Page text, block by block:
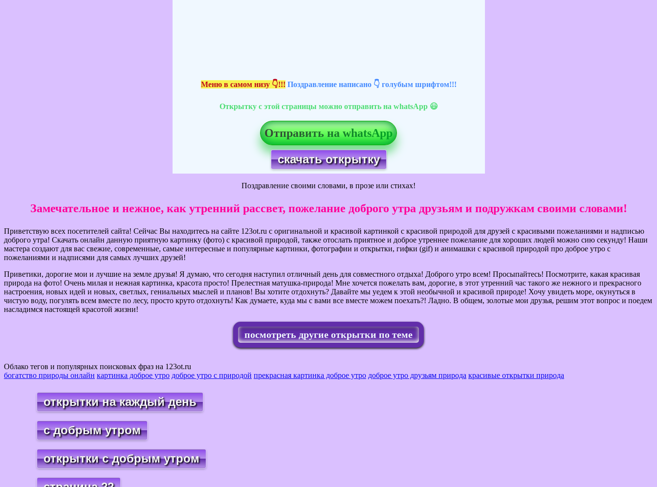
Меню в самом низу 👇!!! Поздравление написано 👇 голубым шрифтом!!!
Открытку с этой страницы можно отправить на whatsApp 😃
Отправить на whatsApp
скачать открытку
Поздравление своими словами, в прозе или стихах!
Замечательное и нежное, как утренний рассвет, пожелание доброго утра друзьям и подружкам своими словами!
Приветствую всех посетителей сайта! Сейчас Вы находитесь на сайте 123ot.ru с оригинальной и красивой картинкой с красивой природой для друзей с красивыми пожеланиями и надписью
доброго утра! Скачать онлайн данную приятную картинку (фото) с красивой природой, также отослать приятное и доброе утреннее пожелание для хороших людей можно сию секунду! Наши
мастера создают для вас свежие, современные, самые интересные и популярные картинки, фотографии и открытки, гифки (gif) и анимашки с красивой природой про доброе утро с
пожеланиями и надписями для самых лучших друзей!
Приветики, дорогие мои и лучшие на земле друзья! Я думаю, что сегодня наступил отличный день для совместного отдыха! Доброго утро всем! Просыпайтесь! Посмотрите, какая красивая
природа на фото! Очень милая и нежная картинка, красота просто! Прелестная матушка-природа! Мне хочется пожелать вам, дорогие, в этот утренний час такого же нежного и прекрасного
настроения, новых идей и новых, светлых, гениальных мыслей и планов! Вы хотите отдохнуть? Давайте мы уедем к этой необычной и красивой природе! Хочу увидеть море, окунуться в
чистую воду, погулять всем вместе по лесу, просто круто отдохнуть! Как думаете, куда мы с вами все вместе можем поехать?! Ладно. В общем, золотые мои друзья, решим этот вопрос и поедем
насладимся настоящей красотой жизни!
посмотреть другие открытки по теме
Облако тегов и популярных поисковых фраз на 123ot.ru
богатство природы онлайн картинка доброе утро доброе утро с природой прекрасная картинка доброе утро доброе утро друзьям природа красивые открытки природа
открытки на каждый день
с добрым утром
открытки с добрым утром